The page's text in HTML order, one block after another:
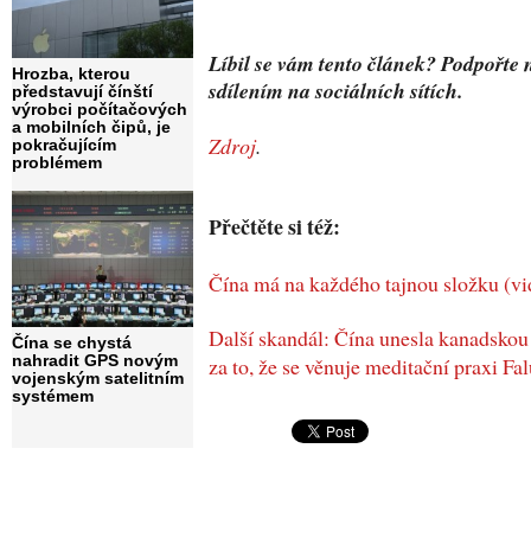
Hrozba, kterou
představují čínští
výrobci počítačových
a mobilních čipů, je
pokračujícím
problémem
Čína se chystá
nahradit GPS novým
vojenským satelitním
systémem
Líbil se vám tento článek? Podpořte
sdílením na sociálních sítích.
Zdroj.
Přečtěte si též:
Čína má na každého tajnou složku
Další skandál: Čína unesla
za to, že se věnuje meditační praxi